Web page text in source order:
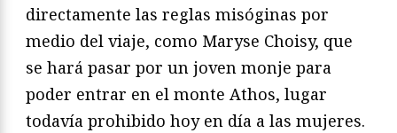
directamente las reglas misóginas por
medio del viaje, como Maryse Choisy, que
se hará pasar por un joven monje para
poder entrar en el monte Athos, lugar
todavía prohibido hoy en día a las mujeres.